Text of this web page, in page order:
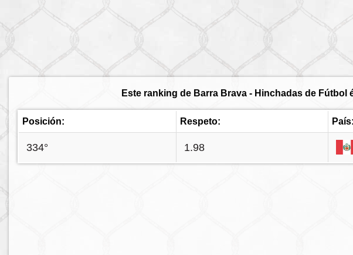
Este ranking de Barra Brava - Hinchadas de
Posición: Respeto: País:
334° 1.98